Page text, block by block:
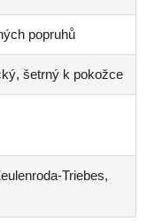
popruhů
šetrný k pokožce
Triebes,